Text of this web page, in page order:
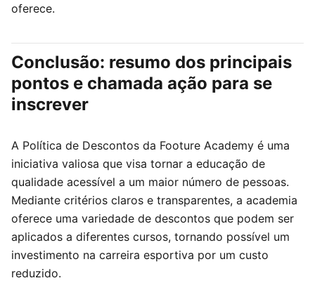
oferece.
Conclusão: resumo dos principais
pontos e chamada ação para se
inscrever
A Política de Descontos da Footure Academy é uma
iniciativa valiosa que visa tornar a educação de
qualidade acessível a um maior número de pessoas.
Mediante critérios claros e transparentes, a academia
oferece uma variedade de descontos que podem ser
aplicados a diferentes cursos, tornando possível um
investimento na carreira esportiva por um custo
reduzido.